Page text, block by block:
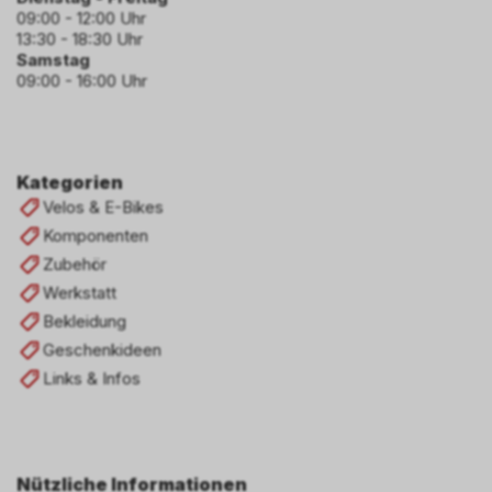
Kategorien
Velos & E-Bikes
Komponenten
Zubehör
Werkstatt
Bekleidung
Geschenkideen
Links & Infos
Nützliche Informationen
09:00 - 12:00 Uhr
13:30 - 18:30 Uhr
Samstag
09:00 - 16:00 Uhr